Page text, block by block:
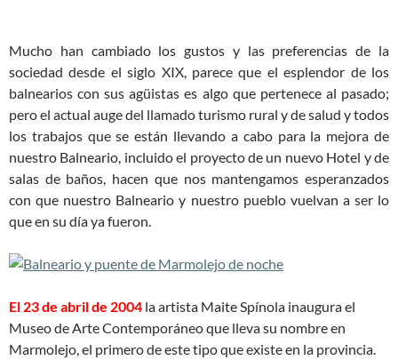
Mucho han cambiado los gustos y las preferencias de la
sociedad desde el siglo XIX, parece que el esplendor de los
balnearios con sus agüistas es algo que pertenece al pasado;
pero el actual auge del llamado turismo rural y de salud y todos
los trabajos que se están llevando a cabo para la mejora de
nuestro Balneario, incluido el proyecto de un nuevo Hotel y de
salas de baños, hacen que nos mantengamos esperanzados
con que nuestro Balneario y nuestro pueblo vuelvan a ser lo
que en su día ya fueron.
El 23 de abril de 2004 la artista Maite Spínola inaugura el
Museo de Arte Contemporáneo que lleva su nombre en
Marmolejo, el primero de este tipo que existe en la provincia.